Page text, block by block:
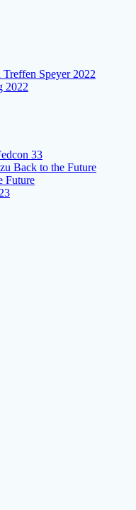
Speyer 2022
2022
33
Back to the Future
Future